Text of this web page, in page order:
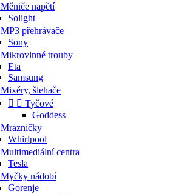
Měniče napětí
Solight
MP3 přehrávače
Sony
Mikrovlnné trouby
Eta
Samsung
Mixéry, šlehače
  Tyčové
Goddess
Mrazničky
Whirlpool
Multimediální centra
Tesla
Myčky nádobí
Gorenje